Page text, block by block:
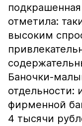
отметила:
высоким
Баночки-
отдельности:
фирменной
4 тысячи